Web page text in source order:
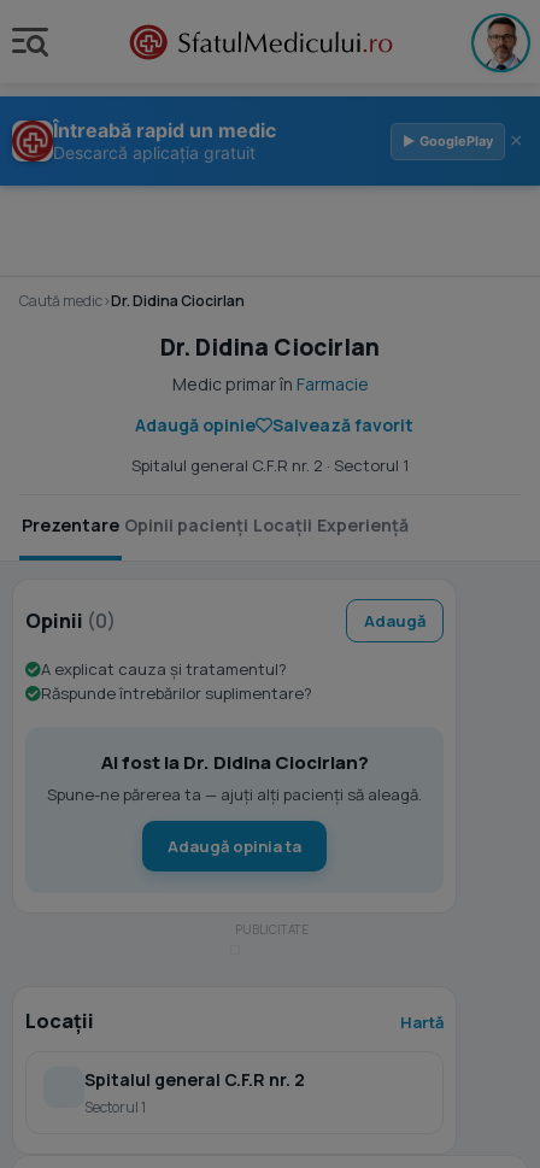
Întreabă rapid un medic
Descarcă aplicația gratuit
▶ GooglePlay ×
Caută medic›Dr. Didina Ciocirlan
Dr. Didina Ciocirlan
Medic primar în Farmacie
Adaugă opinie
Salvează favorit
Spitalul general C.F.R nr. 2 · Sectorul 1
Prezentare Opinii pacienți Locații Experiență
Opinii (0) Adaugă
A explicat cauza și tratamentul?
Răspunde întrebărilor suplimentare?
Ai fost la Dr. Didina Ciocirlan?
Spune-ne părerea ta — ajuți alți pacienți să aleagă.
Adaugă opinia ta
Locații Hartă
Spitalul general C.F.R nr. 2
Sectorul 1